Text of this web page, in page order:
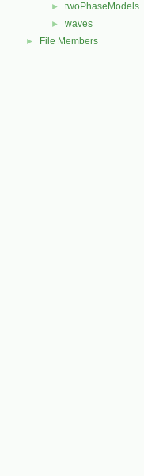
► twoPhaseModels
► waves
► File Members